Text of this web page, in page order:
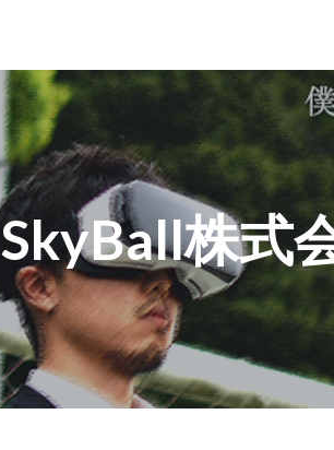
SkyBall株式